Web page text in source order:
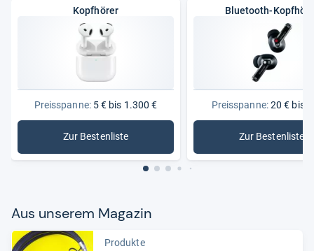
Kopfhörer
Preisspanne:5 € bis 1.300 €
Zur Bestenliste
: Kopfhörer
Bluetooth-
Preisspanne:20 € bis
Zur Bestenliste
:
Aus unse­rem Maga­zin
Produkte